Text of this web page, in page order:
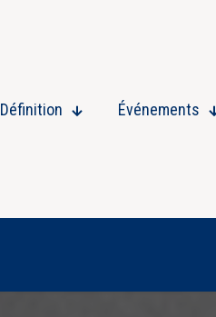
Définition Événements